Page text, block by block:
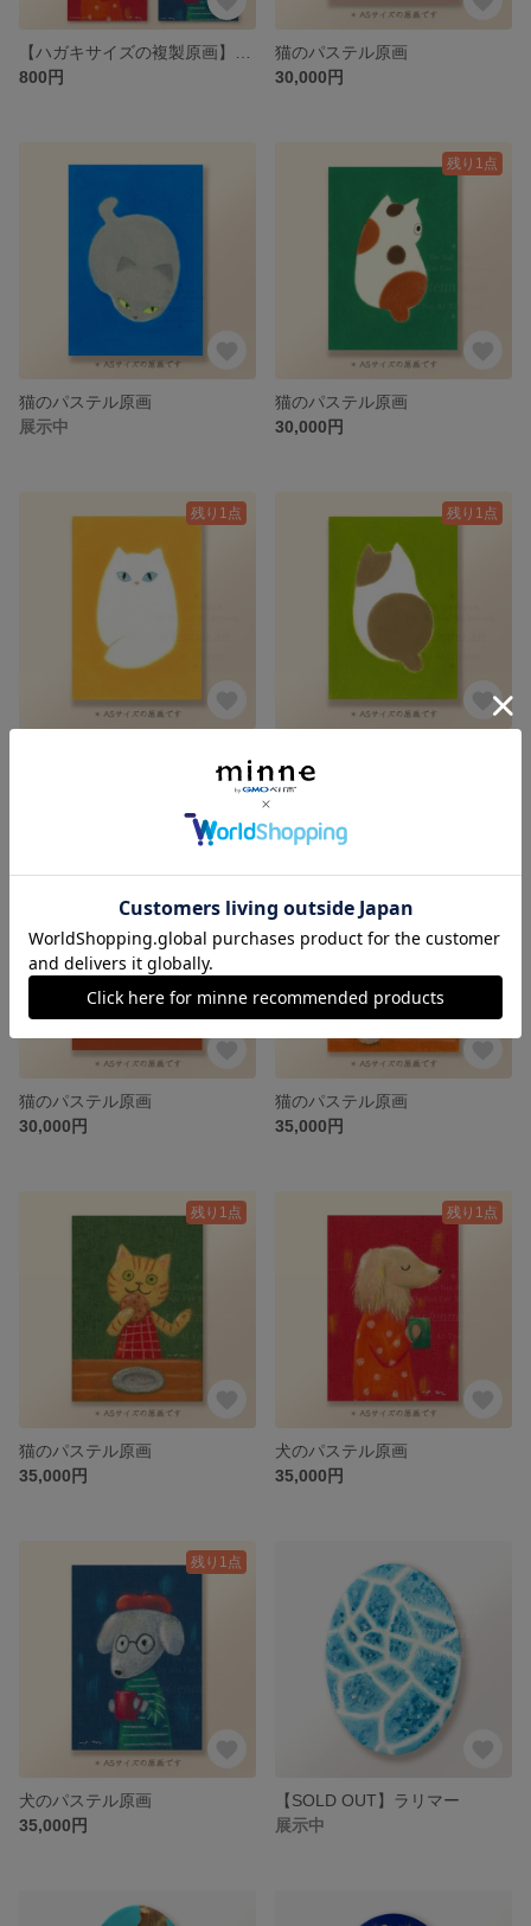
800円
猫のパステル原画
30,000円
猫のパステル原画
展示中
残り1点
猫のパステル原画
30,000円
残り1点 残り1点
30,000円
猫のパステル原画
30,000円
猫のパステル原画
35,000円
残り1点
猫のパステル原画
35,000円
残り1点
犬のパステル原画
35,000円
残り1点
犬のパステル原画
35,000円
【SOLD OUT】ラリマー
展示中